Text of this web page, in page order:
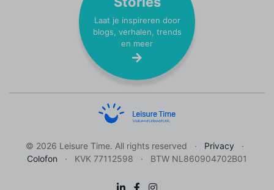
Laat je inspireren door
blogs, verhalen, trends
en meer
© 2026 Leisure Time. All rights reserved
Privacy
Colofon
KVK 77112598 BTW NL860904702B01